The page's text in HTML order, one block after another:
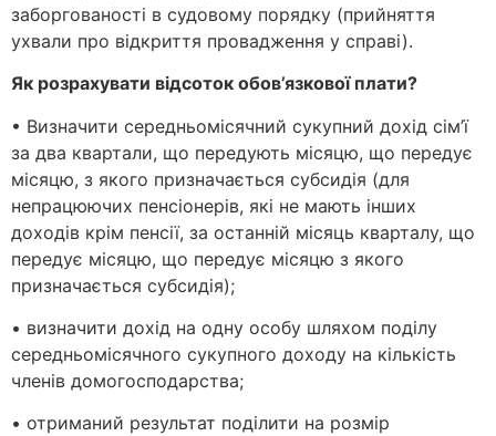
заборгованості в судовому порядку (прийняття
ухвали про відкриття провадження у справі).
Як розрахувати відсоток обов’язкової плати?
• Визначити середньомісячний сукупний дохід сім’ї
за два квартали, що передують місяцю, що передує
місяцю, з якого призначається субсидія (для
непрацюючих пенсіонерів, які не мають інших
доходів крім пенсії, за останній місяць кварталу, що
передує місяцю, що передує місяцю з якого
призначається субсидія);
• визначити дохід на одну особу шляхом поділу
середньомісячного сукупного доходу на кількість
членів домогосподарства;
• отриманий результат поділити на розмір